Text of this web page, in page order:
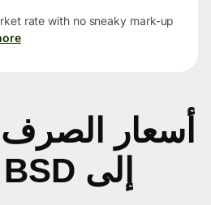
rate with no sneaky mark-up
إلى BSD اليوم